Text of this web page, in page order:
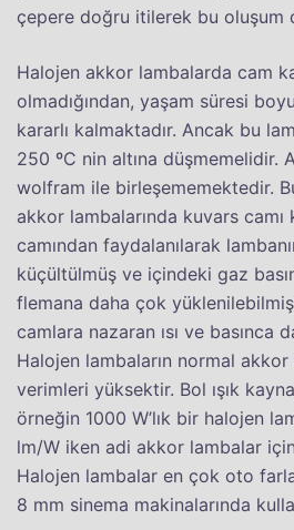
çepere doğru itilerek bu oluşum
Halojen akkor lambalarda cam
olmadığından, yaşam süresi
kararlı kalmaktadır. Ancak bu
250 ºC nin altına düşmemelidir.
wolfram ile birleşememektedir.
akkor lambalarında kuvars camı
camından faydalanılarak
küçültülmüş ve içindeki gaz
flemana daha çok
camlara nazaran ısı ve basınca
Halojen lambaların normal akkor
verimleri yüksektir. Bol ışık
örneğin 1000 W’lık bir halojen
lm/W iken adi akkor lambalar için
Halojen lambalar en çok oto
8 mm sinema makinalarında